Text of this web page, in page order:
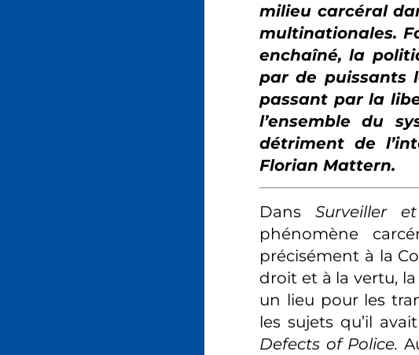
milieu carcéral
multinationales.
enchaîné, la
par de puissants
passant par la
l’ensemble du
détriment de
Florian Mattern.
Dans Surveiller
phénomène
précisément à la
droit et à la vertu,
un lieu pour les
les sujets qu’il
Defects of Police.